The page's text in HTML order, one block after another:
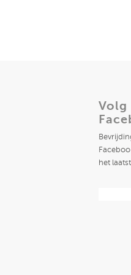
Volg
het